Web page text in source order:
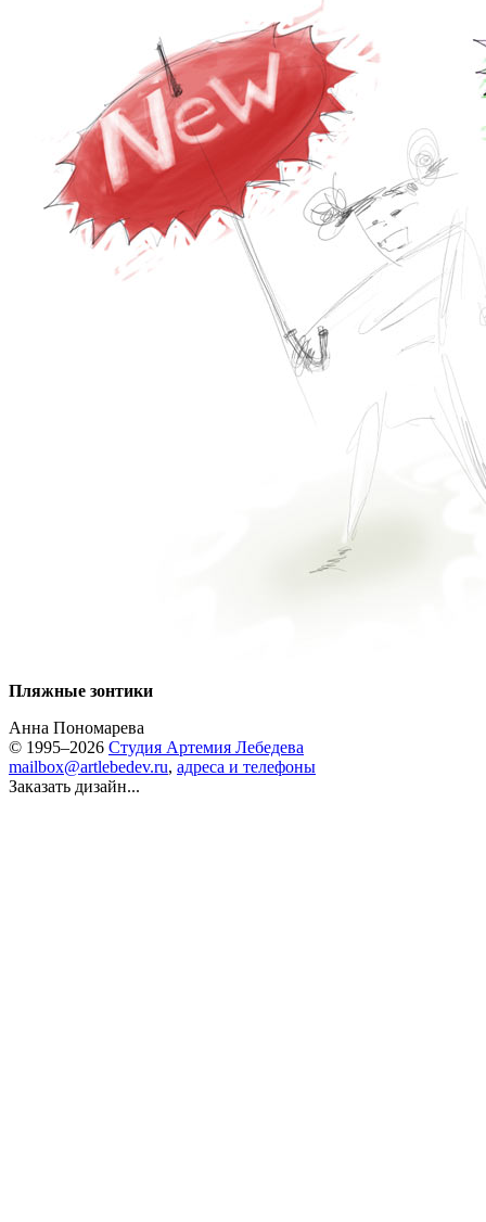
Пляжные зонтики
Анна Пономарева
© 1995–2026 Студия Артемия Лебедева
mailbox@artlebedev.ru, адреса и телефоны
Заказать дизайн...